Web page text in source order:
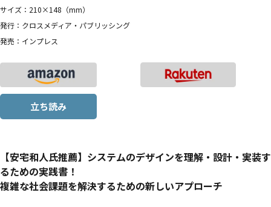
サイズ：210×148（mm）
発行：クロスメディア・パブリッシング
発売：インプレス
立ち読み
【安宅和人氏推薦】システムのデザインを理解・設計・実装す
るための実践書！
複雑な社会課題を解決するための新しいアプローチ